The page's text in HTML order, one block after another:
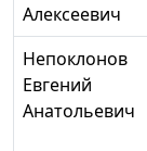
Алексеевич
Непоклонов
Евгений
Анатольевич